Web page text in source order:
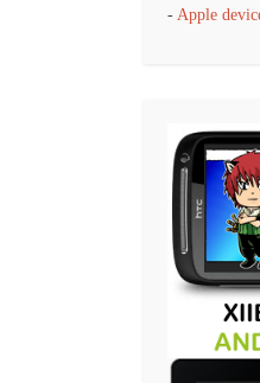
- Apple